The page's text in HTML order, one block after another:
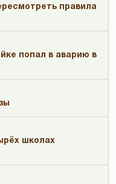
правила
попал в аварию в
школах